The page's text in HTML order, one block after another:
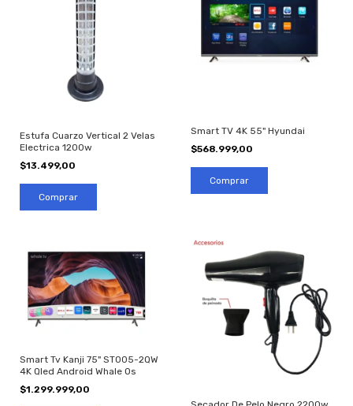
Estufa Cuarzo Vertical 2 Velas
Electrica 1200w
$13.499,00
Smart TV 4K 55" Hyundai
$568.999,00
Smart Tv Kanji 75" ST005-2QW
4K Qled Android Whale Os
$1.299.999,00